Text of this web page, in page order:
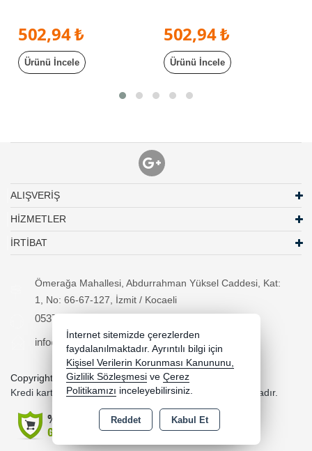
502,94 ₺
Ürünü İncele
502,94 ₺
Ürünü İncele
ALIŞVERİŞ
HİZMETLER
İRTİBAT
Ömerağa Mahallesi, Abdurrahman Yüksel Caddesi, Kat:
1, No: 66-67-127, İzmit / Kocaeli
05370294557
info@necipbilgisayar.net
Copyright 2026 necipbilgisayar.net - Tüm hakları saklıdır.
Kredi kartı bilgileriniz 256bit SSL sertifikası ile korunmaktadır.
İnternet sitemizde çerezlerden
faydalanılmaktadır. Ayrıntılı bilgi için
Kişisel Verilerin Korunması Kanununu,
Gizlilik Sözleşmesi ve Çerez
Politikamızı inceleyebilirsiniz.
Reddet Kabul Et